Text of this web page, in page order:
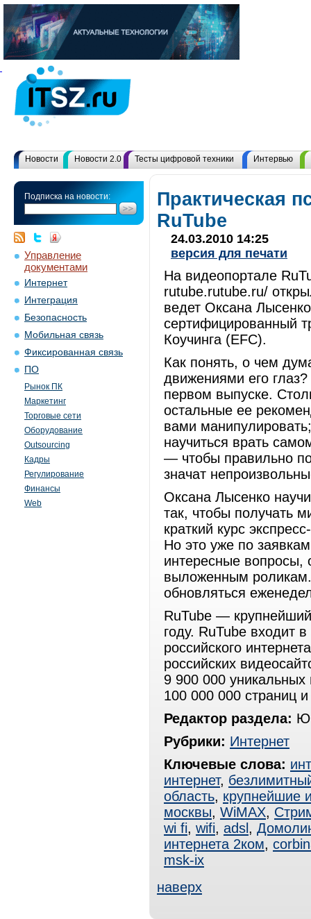
Новости Новости 2.0 Тесты цифровой техники Интервью
Подписка на новости:
Управление
документами
Интернет
Интеграция
Безопасность
Мобильная связь
Фиксированная связь
ПО
Рынок ПК
Маркетинг
Торговые сети
Оборудование
Outsourcing
Кадры
Регулирование
Финансы
Web
Практическая
RuTube
24.03.2010 14:25
версия для печати
На видеопортале
rutube.rutube.ru/
ведет Оксана
сертифицированный
Коучинга (EFC).
Как понять, о чем
движениями его
первом выпуске.
остальные ее
вами
научиться врать
— чтобы правильно
значат
Оксана Лысенко
так, чтобы получать
краткий курс
Но это уже по
интересные вопросы,
выложенным роликам.
обновляться
RuTube —
году. RuTube входит
российского
российских
9 900 000
100 000 000 страниц
Редактор раздела:
Рубрики: Интернет
Ключевые слова:
интернет,
область, крупнейшие
москвы, WiMAX,
wi fi, wifi, adsl ,
интернета 2ком,
msk-ix
наверх